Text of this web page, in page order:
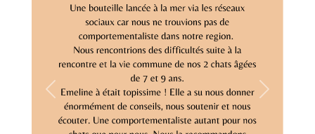
Previous Next